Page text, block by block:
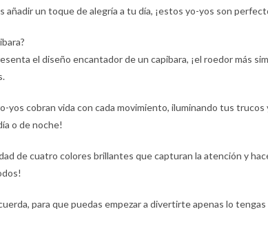
un toque de alegría a tu día, ¡estos yo-yos son
el diseño encantador de un capibara, ¡el roedor más
yos cobran vida con cada movimiento, iluminando tus
o de noche!
de cuatro colores brillantes que capturan la atención y
para que puedas empezar a divertirte apenas lo